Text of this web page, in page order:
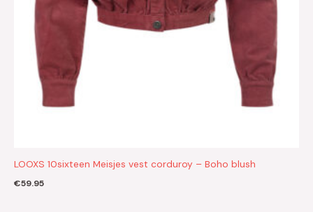
LOOXS 10sixteen Meisjes vest corduroy – Boho blush
€59.95